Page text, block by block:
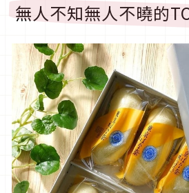
無人不知無人不曉的